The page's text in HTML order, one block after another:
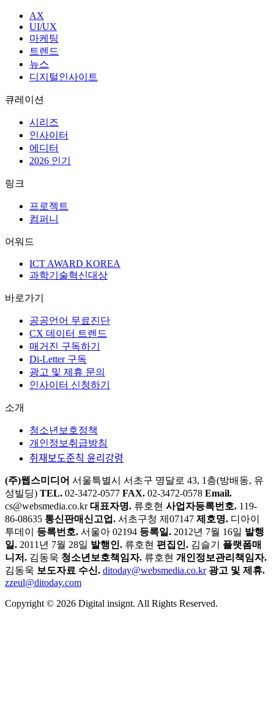
AX
UI/UX
마케팅
트렌드
뉴스
디지털인사이트
큐레이션
시리즈
인사이터
에디터
2026 인기
링크
프로젝트
컴퍼니
어워드
ICT AWARD KOREA
과학기술혁신대상
바로가기
공공언어 무료진단
CX 데이터 트렌드
매거진 구독하기
Di-Letter 구독
광고 및 제휴 문의
인사이터 신청하기
소개
청소년보호정책
개인정보취급방침
취재보도준칙 윤리강령
(주)웹스미디어 서울특별시 서초구 명달로 43, 1층(방배동, 유
성빌딩) TEL. 02-3472-0577 FAX. 02-3472-0578 Email.
cs@websmedia.co.kr 대표자명. 류호현 사업자등록번호. 119-
86-08635 통신판매신고업. 서초구청 제07147 제호명. 디아이
투데이
등록번호. 서울아 02194 등록일. 2012년 7월 16일 발행
일. 2011년 7월 28일 발행인. 류호현 편집인. 김슬기
플랫폼매
니저. 김동욱 청소년보호책임자. 류호현 개인정보관리책임자.
김동욱 보도자료 수신. ditoday@websmedia.co.kr 광고 및 제휴.
zzeul@ditoday.com
Copyright © 2026 Digital insignt. All Rights Reserved.